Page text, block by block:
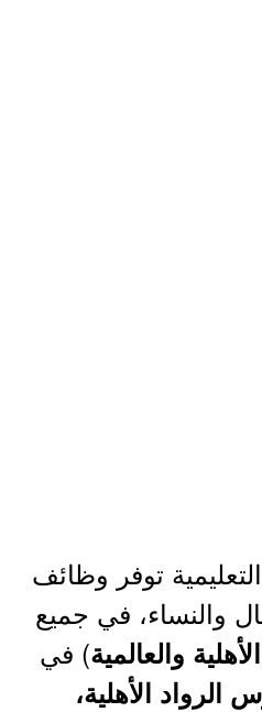
توفر وظائف
والنساء، في جميع
الأهلية والعالمية) في
الرواد الأهلية،